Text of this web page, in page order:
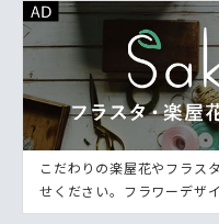
こだわりの楽屋花やフラス
せください。フラワーデザ